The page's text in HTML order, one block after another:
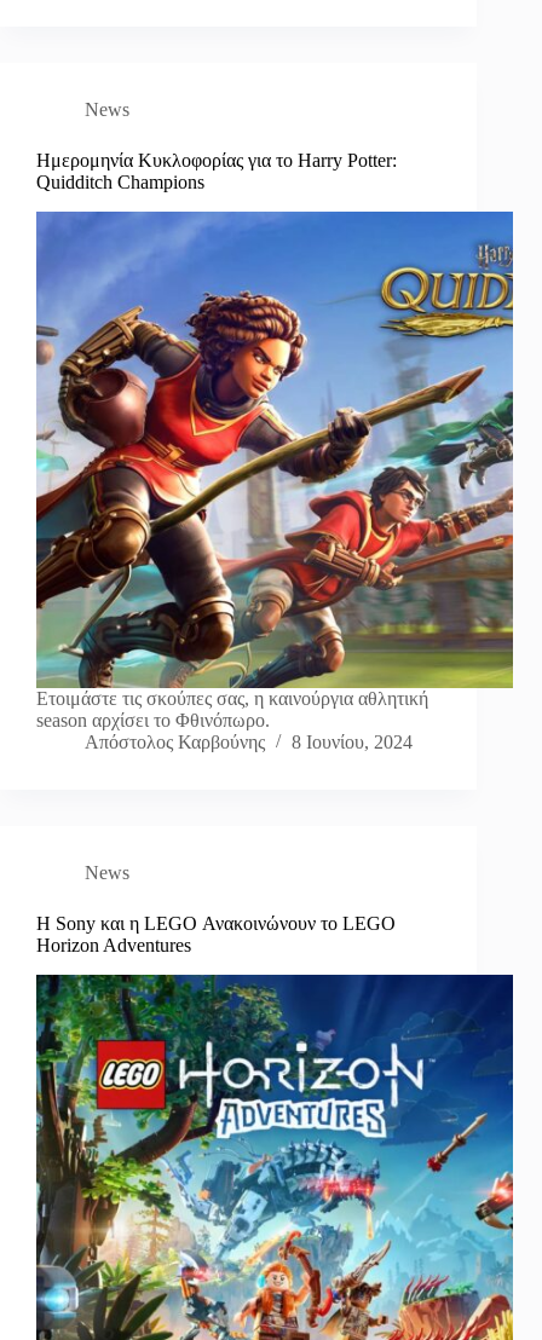
News
Ημερομηνία Κυκλοφορίας για το Harry Potter:
Quidditch Champions
Ετοιμάστε τις σκούπες σας, η καινούργια αθλητική
season αρχίσει το Φθινόπωρο.
Απόστολος Καρβούνης
8 Ιουνίου, 2024
News
Η Sony και η LEGO Ανακοινώνουν το LEGO
Horizon Adventures